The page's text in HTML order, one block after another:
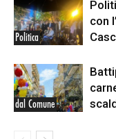
Politica
con
dal Comune